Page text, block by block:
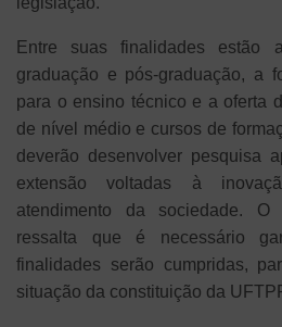
Entre suas finalidades estão
graduação e pós-graduação, a
para o ensino técnico e a oferta
de nível médio e cursos de
deverão desenvolver pesquisa
extensão voltadas à
atendimento da sociedade. O
ressalta que é necessário
finalidades serão cumpridas,
situação da constituição da